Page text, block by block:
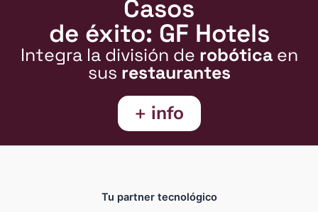
Casos
de éxito: GF Hotels
Integra la división de robóticaen
sus restaurantes
+ info
Tu partner tecnológico